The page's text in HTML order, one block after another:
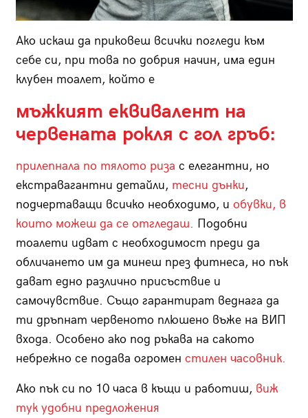
Ако искаш да приковеш всички погледи към
себе си, при това по добрия начин, има един
клубен тоалет, който е
мъжкият еквивалент на
червената рокля с гол гръб:
прилепнала по тялото риза с елегантни, но
екстравагантни детайли, тесни дънки,
подчертаващи всичко необходимо, и обувки, в
които можеш да се отгледаш. Подобни
тоалети идват с необходимост преди да
обличането им да минеш през фитнеса, но пък
дават едно различно присъствие и
самочувствие. Също гарантират веднага да
ти дръпнат червеното плюшено въже на ВИП
входа. Особено ако под ръкава на сакото
небрежно се подава огромен стилен часовник.
Ако пък си по 10 часа в къщи и работиш, виж
тук удобни предложения